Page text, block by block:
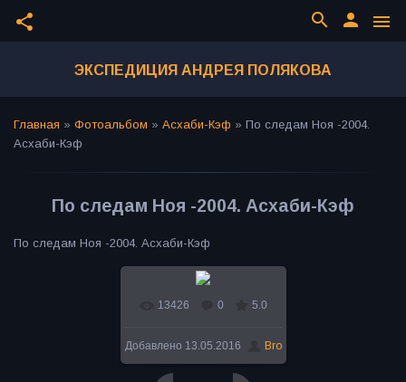
share menu
person
search
ЭКСПЕДИЦИЯ АНДРЕЯ ПОЛЯКОВА
Главная » Фотоальбом » Асхаби-Кэф » По следам Ноя -2004.
Асхаби-Кэф
По следам Ноя -2004. Асхаби-Кэф
По следам Ноя -2004. Асхаби-Кэф
В реальном размере
800x604/ 191.4Kb
13426 0 5.0
Добавлено 13.05.2016 Bro